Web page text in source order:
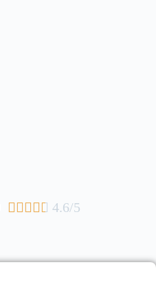
 4.6/5